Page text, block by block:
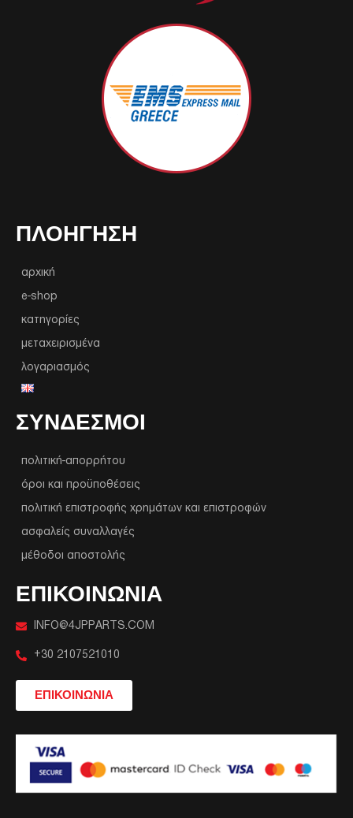
ΠΛΟΉΓΗΣΗ
αρχική
e-shop
κατηγορίες
μεταχειρισμένα
λογαριασμός
ΣΥΝΔΕΣΜΟΙ
πολιτική-απορρήτου
όροι και προϋποθέσεις
πολιτική επιστροφής χρημάτων και επιστροφών
ασφαλείς συναλλαγές
μέθοδοι αποστολής
ΕΠΙΚΟΙΝΩΝΙΑ
INFO@4JPPARTS.COM
+30 2107521010
ΕΠΙΚΟΙΝΩΝΙΑ